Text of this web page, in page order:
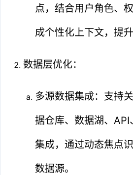
点，结合用户角色、
成个性化上下文，提升
数据层优化：
多源数据集成：支持
据仓库、数据湖、
集成，通过动态焦点
数据源。